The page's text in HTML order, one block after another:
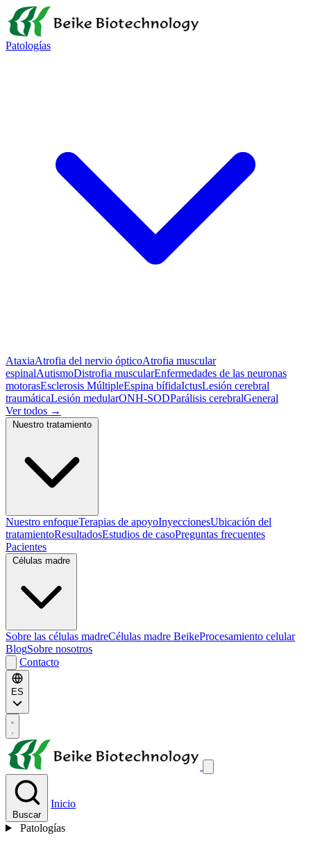
Patologías
AtaxiaAtrofia del nervio ópticoAtrofia muscular
espinalAutismoDistrofia muscularEnfermedades de las neuronas
motorasEsclerosis MúltipleEspina bífidaIctusLesión cerebral
traumáticaLesión medularONH-SODParálisis cerebralGeneral
Ver todos →
Nuestro enfoqueTerapias de apoyoInyeccionesUbicación del
tratamientoResultadosEstudios de casoPreguntas frecuentes
Pacientes
Sobre las células madreCélulas madre BeikeProcesamiento celular
BlogSobre nosotros
Contacto
ES
Buscar
Inicio
Patologías